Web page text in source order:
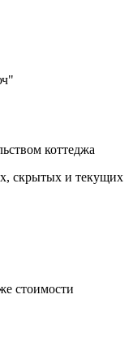
коттеджа
скрытых и текущих
стоимости